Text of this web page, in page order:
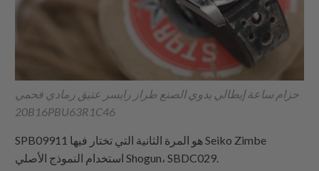
حزام ساعة إيطالي يدوي الصنع طراز رايسر عتيق رمادي فحمي
20B16PBU63R1C46
SPB09911 هو المرة الثانية التي تختار فيها Seiko Zimbe
استخدام النموذج الأصلي Shogun، SBDC029.